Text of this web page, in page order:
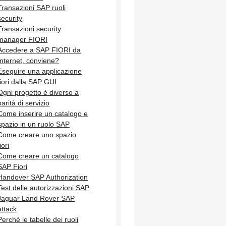
SAP ruoli
security
FIORI
a SAP FIORI da
conviene?
una applicazione
dalla SAP GUI
progetto è diverso a
di servizio
inserire un catalogo e
in un ruolo SAP
creare uno spazio
creare un catalogo
Fiori
SAP Authorization
delle autorizzazioni SAP
Land Rover SAP
le tabelle dei ruoli